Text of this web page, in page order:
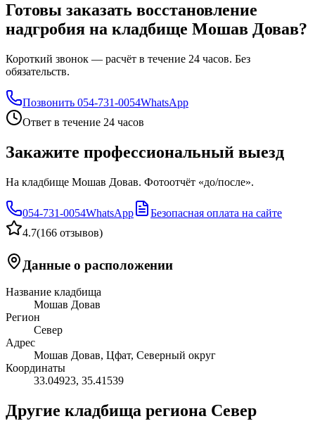
Готовы заказать восстановление
надгробия на кладбище Мошав Довав?
Короткий звонок — расчёт в течение 24 часов. Без
обязательств.
Позвонить 054-731-0054WhatsApp
Ответ в течение 24 часов
Закажите профессиональный выезд
На кладбище Мошав Довав. Фотоотчёт «до/после».
054-731-0054WhatsApp
Безопасная оплата на сайте
4.7(166 отзывов)
Данные о расположении
Название кладбища
Мошав Довав
Регион
Север
Адрес
Мошав Довав, Цфат, Северный округ
Координаты
33.04923, 35.41539
Другие кладбища региона Север